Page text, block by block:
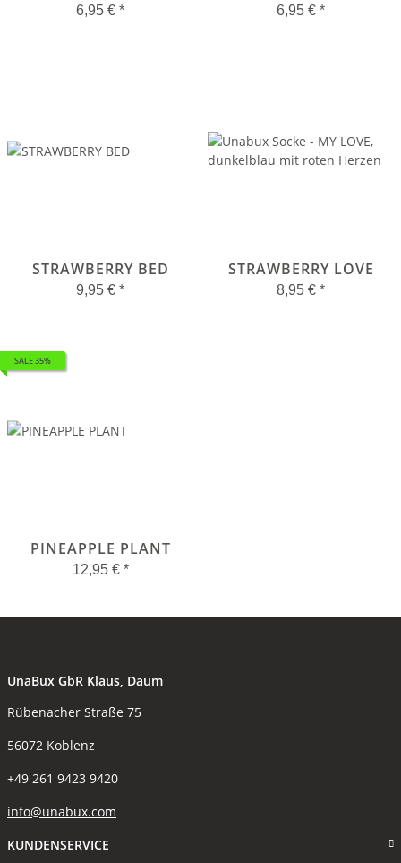
6,95 € * 6,95 € *
STRAWBERRY BED
9,95 € *
STRAWBERRY LOVE
8,95 € *
SALE 35%
PINEAPPLE PLANT
12,95 € *
UnaBux GbR Klaus, Daum
Rübenacher Straße 75
56072 Koblenz
+49 261 9423 9420
info@unabux.com
KUNDENSERVICE